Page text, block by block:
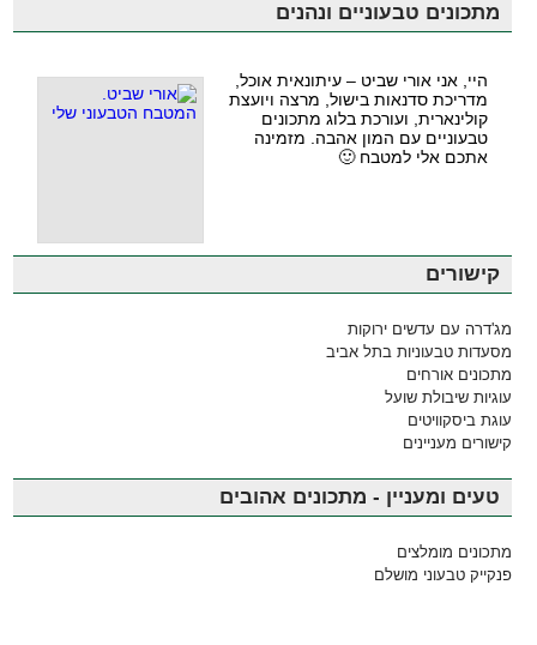
מתכונים טבעוניים ונהנים
היי, אני אורי שביט – עיתונאית אוכל,
מדריכת סדנאות בישול, מרצה ויועצת
קולינארית, ועורכת בלוג מתכונים
טבעוניים עם המון אהבה. מזמינה
אתכם אלי למטבח 🙂
קישורים
מג'דרה עם עדשים ירוקות
מסעדות טבעוניות בתל אביב
מתכונים אורחים
עוגיות שיבולת שועל
עוגת ביסקוויטים
קישורים מעניינים
טעים ומעניין - מתכונים אהובים
מתכונים מומלצים
פנקייק טבעוני מושלם